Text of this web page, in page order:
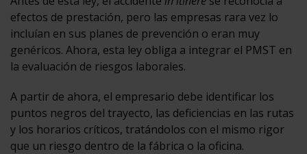
efectos de prestación, pero las empresas rara vez lo
incluían en sus planes de prevención o eran muy
genéricos. Ahora, esta ley obliga a integrar el PMST en
la evaluación de riesgos laborales.
A partir de ahora, el empresario debe identificar los
puntos negros del trayecto, las deficiencias en las rutas
y los horarios críticos, tratándolos con el mismo rigor
que un riesgo dentro de la fábrica o la oficina.